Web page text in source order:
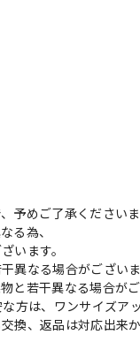
予めご了承くださいま
る為、
います。
異なる場合がございま
と若干異なる場合がご
方は、ワンサイズア
換、返品は対応出来か